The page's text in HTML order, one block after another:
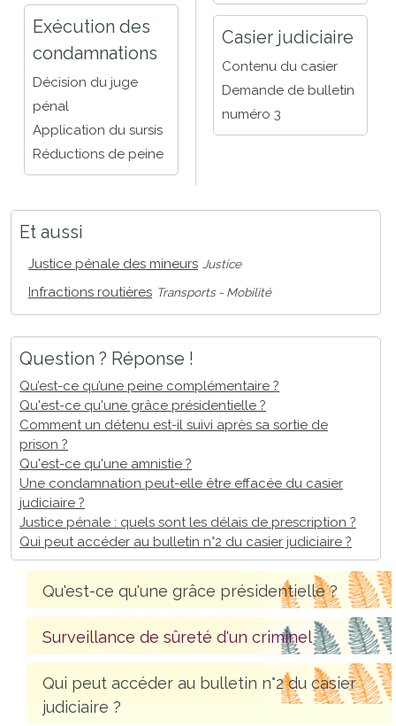
Exécution des
condamnations
Décision du juge
pénal
Application du sursis
Réductions de peine
Casier judiciaire
Contenu du casier
Demande de bulletin
numéro 3
Et aussi
Justice pénale des mineurs Justice
Infractions routières Transports - Mobilité
Question ? Réponse !
Qu’est-ce qu’une peine complémentaire ?
Qu'est-ce qu'une grâce présidentielle ?
Comment un détenu est-il suivi après sa sortie de
prison ?
Qu'est-ce qu'une amnistie ?
Une condamnation peut-elle être effacée du casier
judiciaire ?
Justice pénale : quels sont les délais de prescription ?
Qui peut accéder au bulletin n°2 du casier judiciaire ?
Qu'est-ce qu'une grâce présidentielle ?
Surveillance de sûreté d'un criminel
Qui peut accéder au bulletin n°2 du casier
judiciaire ?